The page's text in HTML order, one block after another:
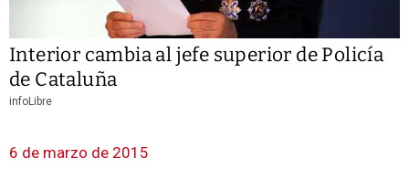
Interior cambia al jefe superior de Policía
de Cataluña
infoLibre
6 de marzo de 2015